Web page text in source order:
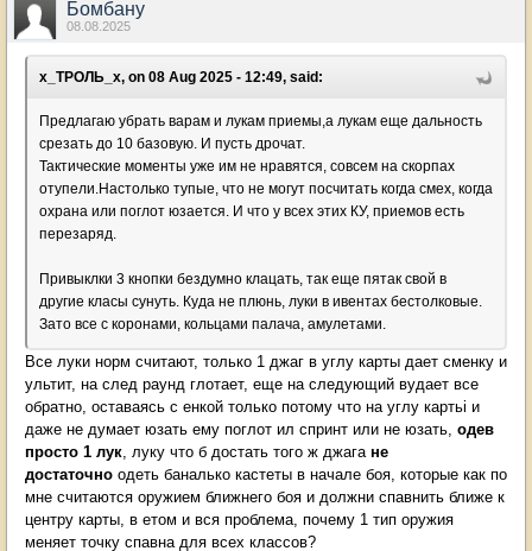
Бомбану
08.08.2025
х_ТРОЛЬ_х, on 08 Aug 2025 - 12:49, said:
Предлагаю убрать варам и лукам приемы,а лукам еще дальность
срезать до 10 базовую. И пусть дрочат.
Тактические моменты уже им не нравятся, совсем на скорпах
отупели.Настолько тупые, что не могут посчитать когда смех, когда
охрана или поглот юзается. И что у всех этих КУ, приемов есть
перезаряд.
Привыклки 3 кнопки бездумно клацать, так еще пятак свой в
другие класы сунуть. Куда не плюнь, луки в ивентах бестолковые.
Зато все с коронами, кольцами палача, амулетами.
Все луки норм считают, только 1 джаг в углу карты дает сменку и
ультит, на след раунд глотает, еще на следующий вудает все
обратно, оставаясь с енкой только потому что на углу картьі и
даже не думает юзать ему поглот ил спринт или не юзать, одев
просто 1 лук, луку что б достать того ж джага не
достаточно одеть баналько кастеты в начале боя, которые как по
мне считаются оружием ближнего боя и должни спавнить ближе к
центру карты, в етом и вся проблема, почему 1 тип оружия
меняет точку спавна для всех классов?